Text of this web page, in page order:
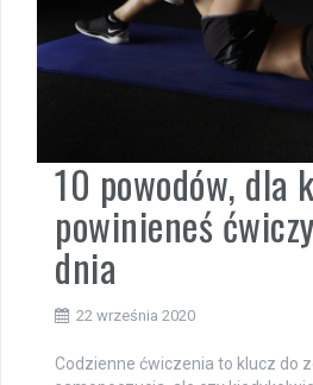
10 powodów, dla
powinieneś
dnia
22 września 2020
Codzienne ćwiczenia to klucz do